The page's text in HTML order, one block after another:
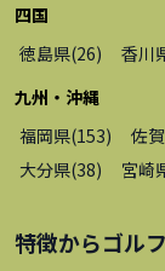
四国
徳島県(26) 香川
九州・沖縄
福岡県(153) 佐
大分県(38) 宮崎
特徴からゴル